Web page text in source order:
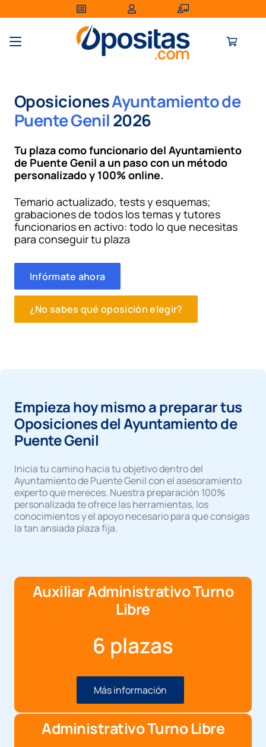
OposicionesAyuntamiento de
Puente Genil2026
Tu plaza como funcionario del Ayuntamiento
de Puente Genil a un paso con un método
personalizadoy 100% online.
Temario actualizado, tests y esquemas;
grabaciones de todos los temas y tutores
funcionarios en activo: todo lo que necesitas
para conseguir tu plaza
Infórmate ahora
¿No sabes qué oposición elegir?
Empieza hoy mismo a preparar tus
Oposiciones del Ayuntamiento de
Puente Genil
Inicia tu camino hacia tu objetivo dentro del
Ayuntamiento de Puente Genil con el asesoramiento
experto que mereces. Nuestra preparación 100%
personalizada te ofrece las herramientas, los
conocimientos y el apoyo necesario para que consigas
la tan ansiada plaza fija.
Auxiliar Administrativo Turno
Libre
6 plazas
Más información
Administrativo Turno Libre